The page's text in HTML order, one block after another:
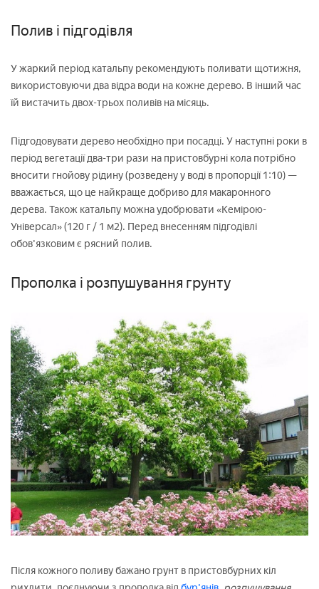
Полив і підгодівля
У жаркий період катальпу рекомендують поливати щотижня,
використовуючи два відра води на кожне дерево. В інший час
їй вистачить двох-трьох поливів на місяць.
Підгодовувати дерево необхідно при посадці. У наступні роки в
період вегетації два-три рази на пристовбурні кола потрібно
вносити гнойову рідину (розведену у воді в пропорції 1:10) —
вважається, що це найкраще добриво для макаронного
дерева. Також катальпу можна удобрювати «Кемірою-
Універсал» (120 г / 1 м2). Перед внесенням підгодівлі
обов'язковим є рясний полив.
Прополка і розпушування грунту
Після кожного поливу бажано грунт в пристовбурних кіл